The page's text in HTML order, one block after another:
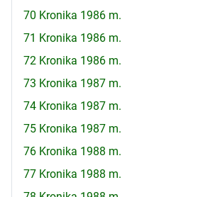
70 Kronika 1986 m.
71 Kronika 1986 m.
72 Kronika 1986 m.
73 Kronika 1987 m.
74 Kronika 1987 m.
75 Kronika 1987 m.
76 Kronika 1988 m.
77 Kronika 1988 m.